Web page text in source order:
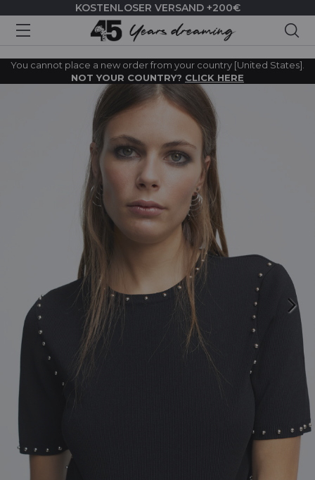
KOSTENLOSER VERSAND +200€
You cannot place a new order from your country [United States].
NOT YOUR COUNTRY? CLICK HERE